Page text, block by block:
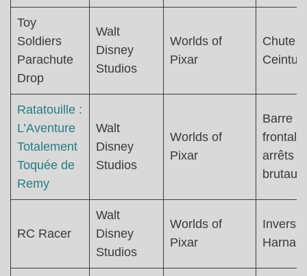
Toy
Soldiers
Parachute
Drop
Walt
Disney
Studios
Worlds of
Pixar
Chute
Ratatouille :
L’Aventure
Totalement
Toquée de
Remy
Walt
Disney
Studios
Worlds of
Pixar
Barre
frontale
arrêts
brutaux
RC Racer
Walt
Disney
Studios
Worlds of
Pixar
Harnais